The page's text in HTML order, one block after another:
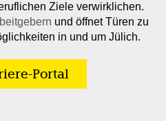
Ziele verwirklichen.
und öffnet Türen zu
in und um Jülich.
Portal